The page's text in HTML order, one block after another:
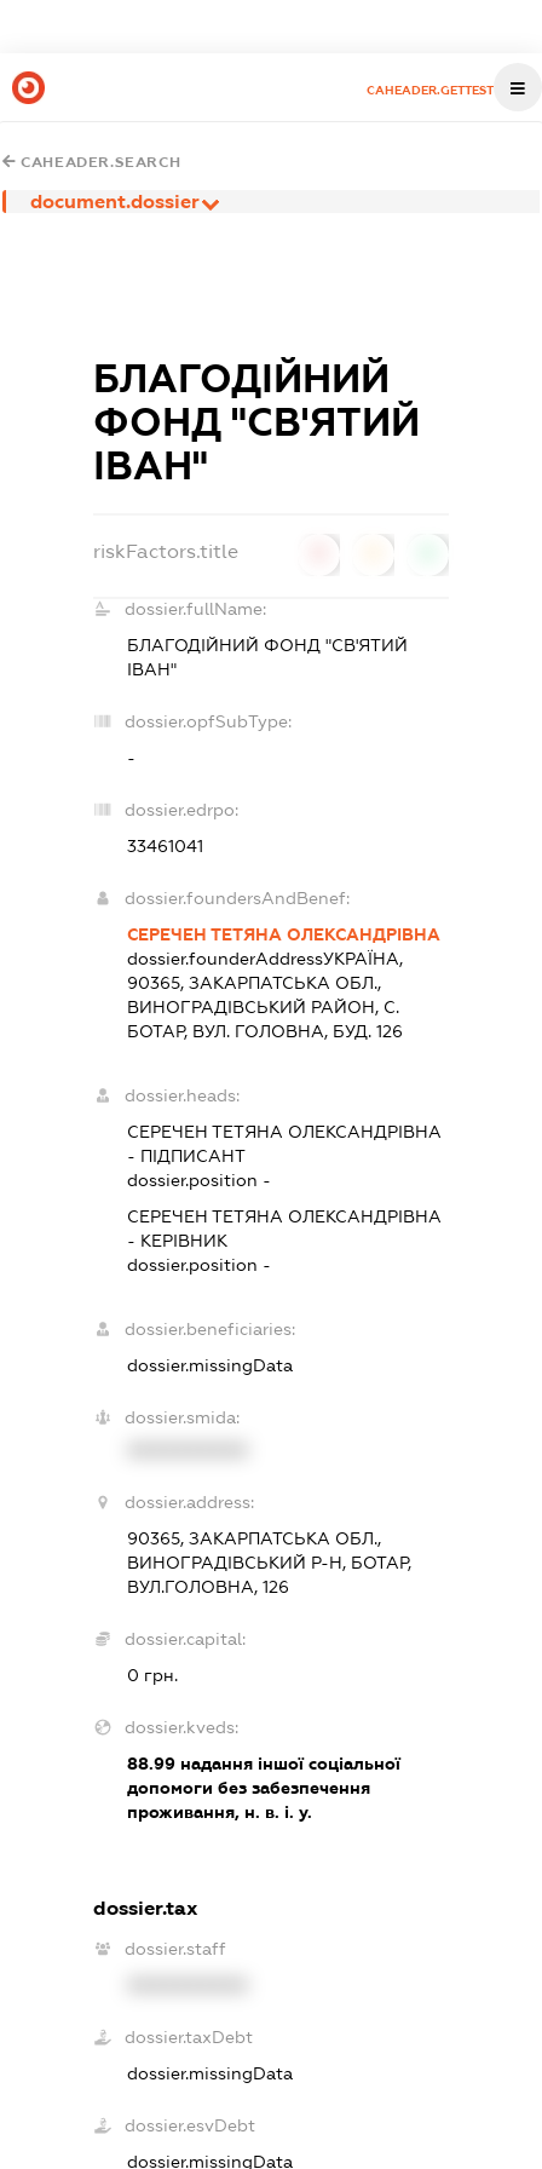
CAHEADER.GETTEST
CAHEADER.SEARCH
document.dossier
БЛАГОДІЙНИЙ
ФОНД "СВ'ЯТИЙ
ІВАН"
riskFactors.title
dossier.fullName:
БЛАГОДІЙНИЙ ФОНД "СВ'ЯТИЙ
ІВАН"
dossier.opfSubType:
-
dossier.edrpo:
33461041
dossier.foundersAndBenef:
СЕРЕЧЕН ТЕТЯНА ОЛЕКСАНДРІВНА
dossier.founderAddressУКРАЇНА,
90365, ЗАКАРПАТСЬКА ОБЛ.,
ВИНОГРАДIВСЬКИЙ РАЙОН, С.
БОТАР, ВУЛ. ГОЛОВНА, БУД. 126
dossier.heads:
СЕРЕЧЕН ТЕТЯНА ОЛЕКСАНДРІВНА
- ПІДПИСАНТ
dossier.position -
СЕРЕЧЕН ТЕТЯНА ОЛЕКСАНДРІВНА
- КЕРІВНИК
dossier.position -
dossier.beneficiaries:
dossier.missingData
dossier.smida:
dossier.address:
90365, ЗАКАРПАТСЬКА ОБЛ.,
ВИНОГРАДІВСЬКИЙ Р-Н, БОТАР,
ВУЛ.ГОЛОВНА, 126
dossier.capital:
0 грн.
dossier.kveds:
88.99 надання іншої соціальної
допомоги без забезпечення
проживання, н. в. і. у.
dossier.tax
dossier.staff
dossier.taxDebt
dossier.missingData
dossier.esvDebt
dossier.missingData